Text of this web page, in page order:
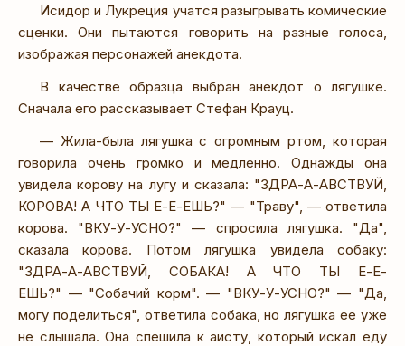
Исидор и Лукреция учатся разыгрывать комические
сценки. Они пытаются говорить на разные голоса,
изображая персонажей анекдота.
В качестве образца выбран анекдот о лягушке.
Сначала его рассказывает Стефан Крауц.
— Жила-была лягушка с огромным ртом, которая
говорила очень громко и медленно. Однажды она
увидела корову на лугу и сказала: "ЗДРА-А-АВСТВУЙ,
КОРОВА! А ЧТО ТЫ Е-Е-ЕШЬ?" — "Траву", — ответила
корова. "ВКУ-У-УСНО?" — спросила лягушка. "Да",
сказала корова. Потом лягушка увидела собаку:
"ЗДРА-А-АВСТВУЙ, СОБАКА! А ЧТО ТЫ Е-Е-
ЕШЬ?" — "Собачий корм". — "ВКУ-У-УСНО?" — "Да,
могу поделиться", ответила собака, но лягушка ее уже
не слышала. Она спешила к аисту, который искал еду